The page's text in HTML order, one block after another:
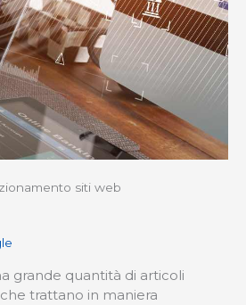
siti web
grande quantità di articoli
trattano in maniera